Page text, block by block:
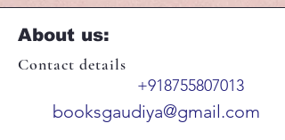
About us:
Contact details
+918755807013
booksgaudiya@gmail.com